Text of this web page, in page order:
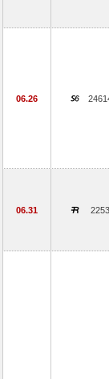
06.26
06.31 2253